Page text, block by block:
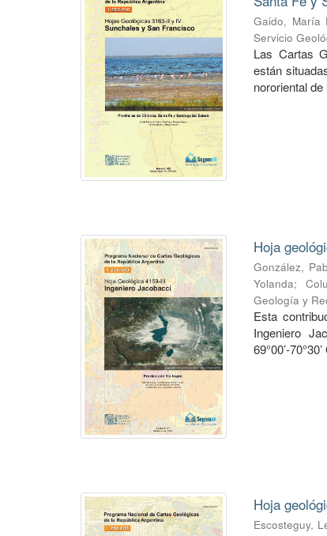
Gaido, María
Servicio
Las Cartas
están
nororiental
Hoja
González,
Yolanda;
Geología y
Esta
Ingeniero
69°00’-
Hoja
Escosteguy,